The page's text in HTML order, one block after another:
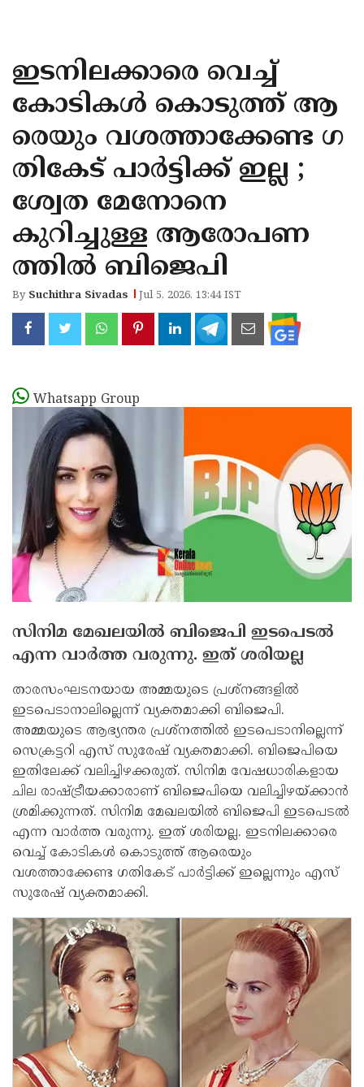
KANNUR
KASARAGOD
ഇടനിലക്കാരെ വെച്ച്
കോടികള്‍ കൊടുത്ത് ആ
രെയും വശത്താക്കേണ്ട ഗ
തികേട് പാര്‍ട്ടിക്ക് ഇല്ല ;
ശ്വേത മേനോനെ
കുറിച്ചുള്ള ആരോപണ
ത്തില്‍ ബിജെപി
By Suchithra Sivadas Jul 5, 2026, 13:44 IST
Whatsapp Group
സിനിമ മേഖലയില്‍ ബിജെപി ഇടപെടല്‍
എന്ന വാര്‍ത്ത വരുന്നു. ഇത് ശരിയല്ല
താരസംഘടനയായ അമ്മയുടെ പ്രശ്‌നങ്ങളില്‍
ഇടപെടാനാലില്ലെന്ന് വ്യക്തമാക്കി ബിജെപി.
അമ്മയുടെ ആഭ്യന്തര പ്രശ്നത്തില്‍ ഇടപെടാനില്ലെന്ന്
സെക്രട്ടറി എസ് സുരേഷ് വ്യക്തമാക്കി. ബിജെപിയെ
ഇതിലേക്ക് വലിച്ചിഴക്കരുത്. സിനിമ വേഷധാരികളായ
ചില രാഷ്ട്രീയക്കാരാണ് ബിജെപിയെ വലിച്ചിഴയ്ക്കാന്‍
ശ്രമിക്കുന്നത്. സിനിമ മേഖലയില്‍ ബിജെപി ഇടപെടല്‍
എന്ന വാര്‍ത്ത വരുന്നു. ഇത് ശരിയല്ല. ഇടനിലക്കാരെ
വെച്ച് കോടികള്‍ കൊടുത്ത് ആരെയും
വശത്താക്കേണ്ട ഗതികേട് പാര്‍ട്ടിക്ക് ഇല്ലെന്നും എസ്
സുരേഷ് വ്യക്തമാക്കി.